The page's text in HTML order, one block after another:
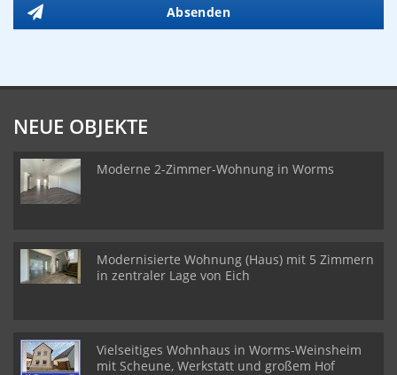
Absenden
NEUE OBJEKTE
Moderne 2-Zimmer-Wohnung in Worms
Modernisierte Wohnung (Haus) mit 5 Zimmern
in zentraler Lage von Eich
Vielseitiges Wohnhaus in Worms-Weinsheim
mit Scheune, Werkstatt und großem Hof